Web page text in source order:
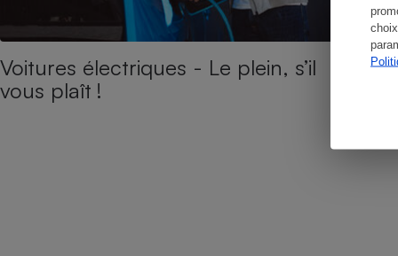
Voitures électriques - Le plein, s’il
vous plaît !